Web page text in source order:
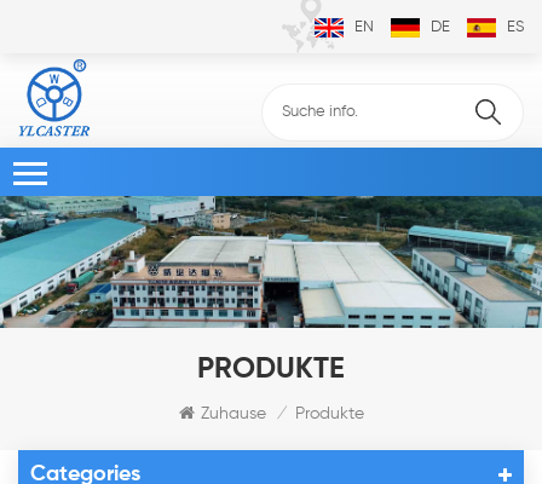
EN DE ES
PRODUKTE
Zuhause / Produkte
Categories